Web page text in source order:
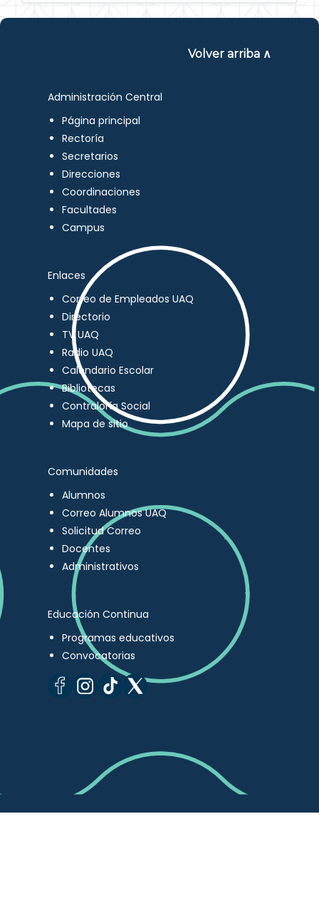
Volver arriba ∧
Administración Central
Página principal
Rectoría
Secretarios
Direcciones
Coordinaciones
Facultades
Campus
Enlaces
Correo de Empleados UAQ
Directorio
TV UAQ
Radio UAQ
Calendario Escolar
Bibliotecas
Contraloría Social
Mapa de sitio
Comunidades
Alumnos
Correo Alumnos UAQ
Solicitud Correo
Docentes
Administrativos
Educación Continua
Programas educativos
Convocatorias